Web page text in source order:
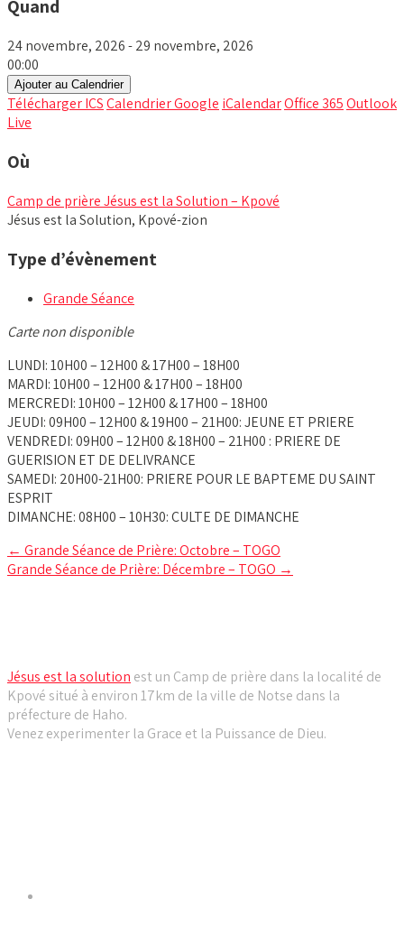
Quand
24 novembre, 2026 - 29 novembre, 2026
00:00
Ajouter au Calendrier
Télécharger ICSCalendrier Google iCalendarOffice 365Outlook
Live
Où
Camp de prière Jésus est la Solution – Kpové
Jésus est la Solution, Kpové-zion
Type d’évènement
Grande Séance
Carte non disponible
LUNDI: 10H00 – 12H00 & 17H00 – 18H00
MARDI: 10H00 – 12H00 & 17H00 – 18H00
MERCREDI: 10H00 – 12H00 & 17H00 – 18H00
JEUDI: 09H00 – 12H00 & 19H00 – 21H00: JEUNE ET PRIERE
VENDREDI: 09H00 – 12H00 & 18H00 – 21H00 : PRIERE DE
GUERISION ET DE DELIVRANCE
SAMEDI: 20H00-21H00: PRIERE POUR LE BAPTEME DU SAINT
ESPRIT
DIMANCHE: 08H00 – 10H30: CULTE DE DIMANCHE
Post
navigation
← Grande Séance de Prière: Octobre – TOGO
Grande Séance de Prière: Décembre – TOGO →
Jésus est la solution est un Camp de prière dans la localité de
Kpové situé à environ 17km de la ville de Notse dans la
préfecture de Haho.
Venez experimenter la Grace et la Puissance de Dieu.